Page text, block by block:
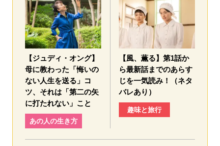
【ジュディ・オング】
母に教わった「悔いの
ない人生を送る」コ
ツ、それは「第二の矢
に打たれない」こと
あの人の生き方
【風、薫る】第1話か
ら最新話までのあらす
じを一気読み！（ネタ
バレあり）
趣味と旅行